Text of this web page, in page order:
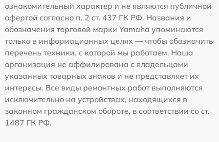
ознакомительный характер и не являются публичной
офертой согласно п. 2 ст. 437 ГК РФ. Названия и
обозначения торговой марки Yamaha упоминаются
только в информационных целях — чтобы обозначить
перечень техники, с которой мы работаем. Наша
организация не аффилирована с владельцами
указанных товарных знаков и не представляет их
интересы. Все виды ремонтных работ выполняются
исключительно на устройствах, находящихся в
законном гражданском обороте, в соответствии со ст.
1487 ГК РФ.